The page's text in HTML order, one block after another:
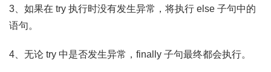
3、如果在 try 执行时没有发生异常，将执行 else 子句中的
语句。
4、无论 try 中是否发生异常，finally 子句最终都会执行。